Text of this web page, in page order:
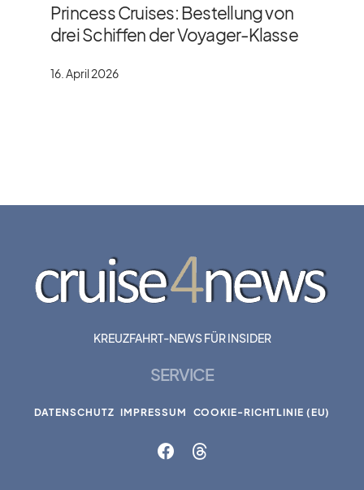
Princess Cruises: Bestellung von
drei Schiffen der Voyager-Klasse
16. April 2026
KREUZFAHRT-NEWS FÜR INSIDER
SERVICE
DATENSCHUTZ IMPRESSUM COOKIE-RICHTLINIE (EU)